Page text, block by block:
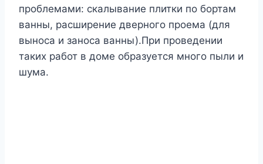
проблемами: скалывание плитки по бортам
ванны, расширение дверного проема (для
выноса и заноса ванны).При проведении
таких работ в доме образуется много пыли и
шума.